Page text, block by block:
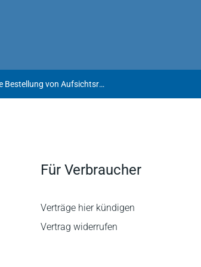
Voraussetzungen für die gerichtliche Bestellung von Aufsichtsratsmitgliedern in analoger Anwendung des § 104 AktG
Für Verbraucher
Verträge hier kündigen
Vertrag widerrufen